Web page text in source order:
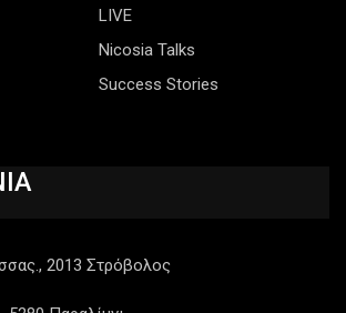
LIVE
Nicosia Talks
Success Stories
2013 Στρόβολος